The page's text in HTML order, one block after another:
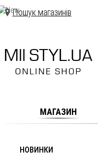
Пошук магазинів
МАГАЗИН
НОВИНКИ